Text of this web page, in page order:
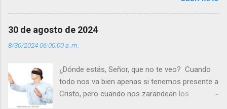
super hombre? - ¿Superas tu fragilidad con la
gracia de Dios? Julián Escobar. | Lecturas del
Día (+ Leer ). | Evangelio y Meditación (+ Leer ) |
30 de agosto de 2024
8/30/2024 06:00:00 a. m.
¿Dónde estás, Señor, que no te veo? Cuando
todo nos va bien apenas si tenemos presente a
Cristo, pero cuando nos zarandean los